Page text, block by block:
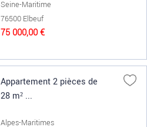
Seine-Maritime
76500 Elbeuf
75 000,00 €
Appartement 2 pièces de
28 m² ...
Alpes-Maritimes